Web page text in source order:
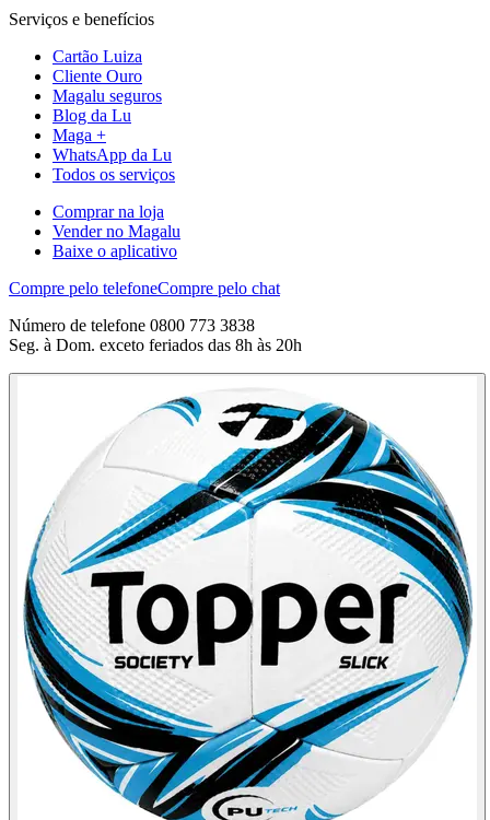
Serviços e benefícios
Cartão Luiza
Cliente Ouro
Magalu seguros
Blog da Lu
Maga +
WhatsApp da Lu
Todos os serviços
Comprar na loja
Vender no Magalu
Baixe o aplicativo
Compre pelo telefoneCompre pelo chat
Número de telefone 0800 773 3838
Seg. à Dom. exceto feriados das 8h às 20h